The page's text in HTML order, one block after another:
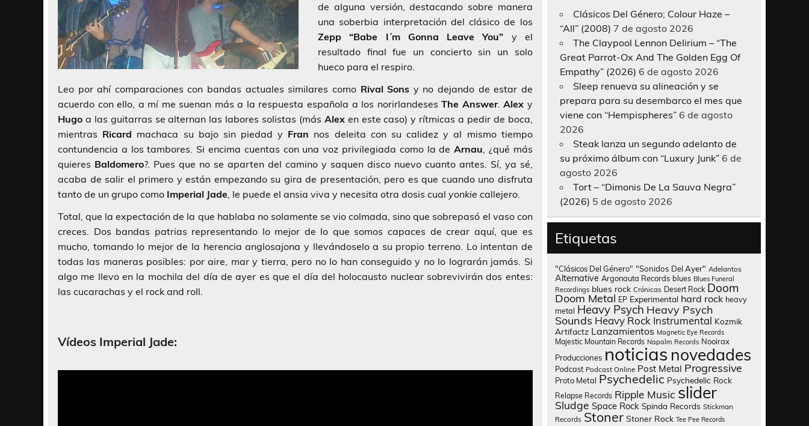
de alguna versión, destacando sobre manera
una soberbia interpretación del clásico de los
Zepp
“Babe I´m Gonna Leave You” y el
resultado final fue un concierto sin un solo
hueco para el respiro.
Leo por ahí comparaciones con bandas actuales similares como Rival Sons y no dejando de estar de
acuerdo con ello, a mí me suenan más a la respuesta española a los norirlandesesThe Answer.Alex y
Hugo a las guitarras se alternan las labores solistas (más Alexen este caso) y rítmicas a pedir de boca,
mientras Ricard machaca su bajo sin piedad y Fran nos deleita con su calidez y al mismo tiempo
contundencia a los tambores. Si encima cuentas con una voz privilegiada como la deArnau, ¿qué más
quieres Baldomero?. Pues que no se aparten del camino y saquen disco nuevo cuanto antes. Sí, ya sé,
acaba de salir el primero y están empezando su gira de presentación, pero es que cuando uno disfruta
tanto de un grupo como Imperial Jade, le puede el ansia viva y necesita otra dosis cual yonkie callejero.
Total, que la expectación de la que hablaba no solamente se vio colmada, sino que sobrepasó el vaso con
creces. Dos bandas patrias representando lo mejor de lo que somos capaces de crear aquí, que es
mucho, tomando lo mejor de la herencia anglosajona y llevándoselo a su propio terreno. Lo intentan de
todas las maneras posibles: por aire, mar y tierra, pero no lo han conseguido y no lo lograrán jamás. Si
algo me llevo en la mochila del día de ayer es que el día del holocausto nuclear sobrevivirán dos entes:
las cucarachas y el rock and roll.
Vídeos Imperial Jade:
Clásicos Del Género; Colour Haze –
“All” (2008) 7 de agosto 2026
The Claypool Lennon Delirium – “The
Great Parrot-Ox And The Golden Egg Of
Empathy” (2026) 6 de agosto 2026
Sleep renueva su alineación y se
prepara para su desembarco el mes que
viene con “Hempispheres” 6 de agosto
2026
Steak lanza un segundo adelanto de
su próximo álbum con “Luxury Junk” 6 de
agosto 2026
Tort – “Dimonis De La Sauva Negra”
(2026) 5 de agosto 2026
Etiquetas
"Clásicos Del Género" "Sonidos Del Ayer" Adelantos
Alternative Argonauta Records blues Blues Funeral
Recordings blues rock Crónicas Desert Rock Doom
Doom Metal EP Experimental hard rock heavy
metal Heavy Psych Heavy Psych
Sounds Heavy Rock Instrumental Kozmik
Artifactz Lanzamientos Magnetic Eye Records
Majestic Mountain Records Napalm Records Nooirax
Producciones noticias novedades
Podcast Podcast Online Post Metal Progressive
Proto Metal Psychedelic Psychedelic Rock
Relapse Records Ripple Music slider
Sludge Space Rock Spinda Records Stickman
Records Stoner Stoner Rock Tee Pee Records